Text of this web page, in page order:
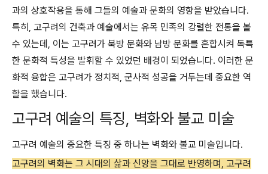
과의 상호작용을 통해 그들의 예술과 문화의 영향을 받았습니다.
특히, 고구려의 건축과 예술에서는 유목 민족의 강렬한 전통을 볼
수 있는데, 이는 고구려가 북방 문화와 남방 문화를 혼합시켜 독특
한 문화적 특성을 발휘할 수 있었던 배경이 되었습니다. 이러한 문
화적 융합은 고구려가 정치적, 군사적 성공을 거두는데 중요한 역
할을 했습니다.
고구려 예술의 특징, 벽화와 불교 미술
고구려 예술의 중요한 특징 중 하나는 벽화와 불교 미술입니다.
고구려의 벽화는 그 시대의 삶과 신앙을 그대로 반영하며, 고구려